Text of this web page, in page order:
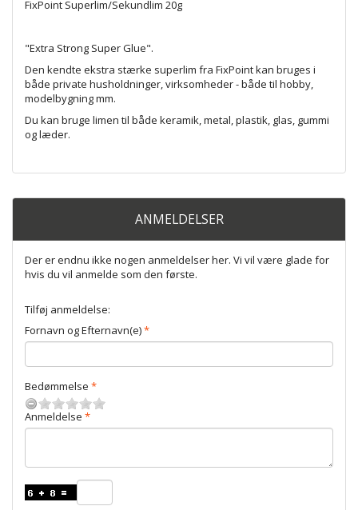
FixPoint Superlim/Sekundlim 20g
"Extra Strong Super Glue".
Den kendte ekstra stærke superlim fra FixPoint kan bruges i
både private husholdninger, virksomheder - både til hobby,
modelbygning mm.
Du kan bruge limen til både keramik, metal, plastik, glas, gummi
og læder.
ANMELDELSER
Der er endnu ikke nogen anmeldelser her. Vi vil være glade for
hvis du vil anmelde som den første.
Tilføj anmeldelse:
Fornavn og Efternavn(e)
Bedømmelse
Anmeldelse